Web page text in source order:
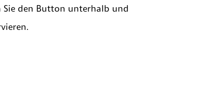
Sie den Button unterhalb und